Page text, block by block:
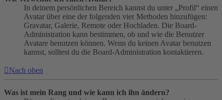
In deinem persönlichen Bereich kannst du unter „Profil“ einen
Avatar über eine der folgenden vier Methoden hinzufügen:
Gravatar, Galerie, Remote oder Hochladen. Die Board-
Administration kann bestimmen, ob und wie die Benutzer
Avatare benutzen können. Wenn du keinen Avatar benutzen
kannst, solltest du die Board-Administration kontaktieren.
Nach oben
Was ist mein Rang und wie kann ich ihn ändern?